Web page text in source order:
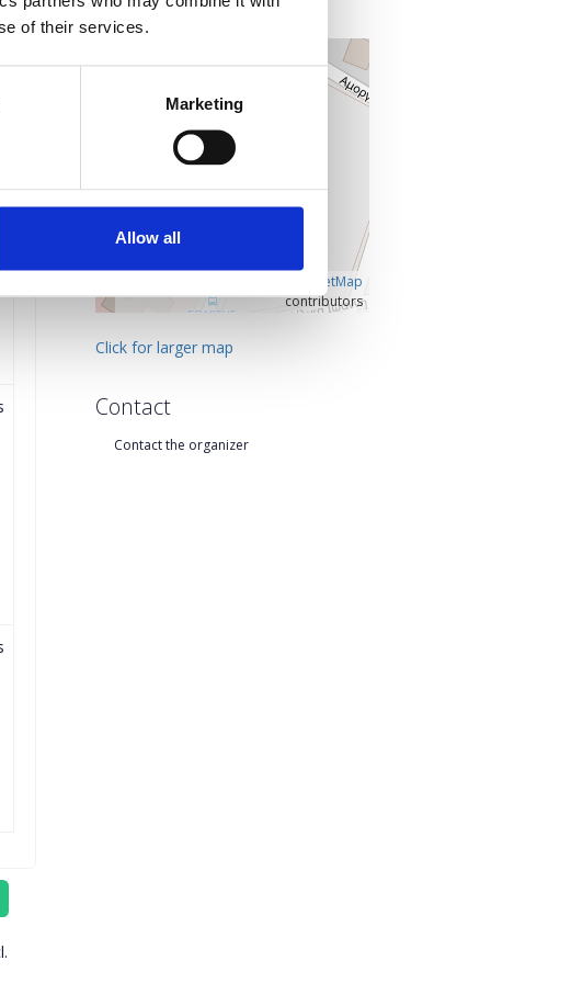
of their services.
Marketing
Allow all
OpenStreetMap
contributors
Click for larger map
Contact
Contact the organizer